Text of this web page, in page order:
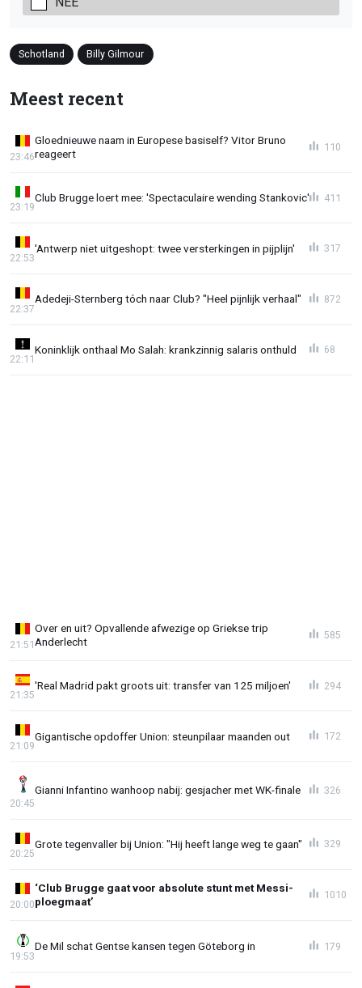
Schotland Billy Gilmour
Meest recent
Gloednieuwe naam in Europese basiself? Vitor Bruno
reageert
23:46
110
Club Brugge loert mee: 'Spectaculaire wending Stankovic'
23:19
411
'Antwerp niet uitgeshopt: twee versterkingen in pijplijn'
22:53
317
Adedeji-Sternberg tóch naar Club? "Heel pijnlijk verhaal"
22:37
872
Koninklijk onthaal Mo Salah: krankzinnig salaris onthuld
22:11
68
Over en uit? Opvallende afwezige op Griekse trip
Anderlecht
21:51
585
'Real Madrid pakt groots uit: transfer van 125 miljoen'
21:35
294
Gigantische opdoffer Union: steunpilaar maanden out
21:09
172
Gianni Infantino wanhoop nabij: gesjacher met WK-finale
20:45
326
Grote tegenvaller bij Union: "Hij heeft lange weg te gaan"
20:25
329
‘Club Brugge gaat voor absolute stunt met Messi-
ploegmaat’
20:00
1010
De Mil schat Gentse kansen tegen Göteborg in
19:53
179